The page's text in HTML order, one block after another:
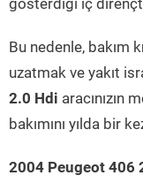
gösterdiği iç
Bu nedenle, bakım
uzatmak ve yakıt
2.0 Hdi aracınızın
bakımını yılda bir
2004 Peugeot 406